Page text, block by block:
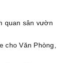
quan sân vườn
cho Văn Phòng,